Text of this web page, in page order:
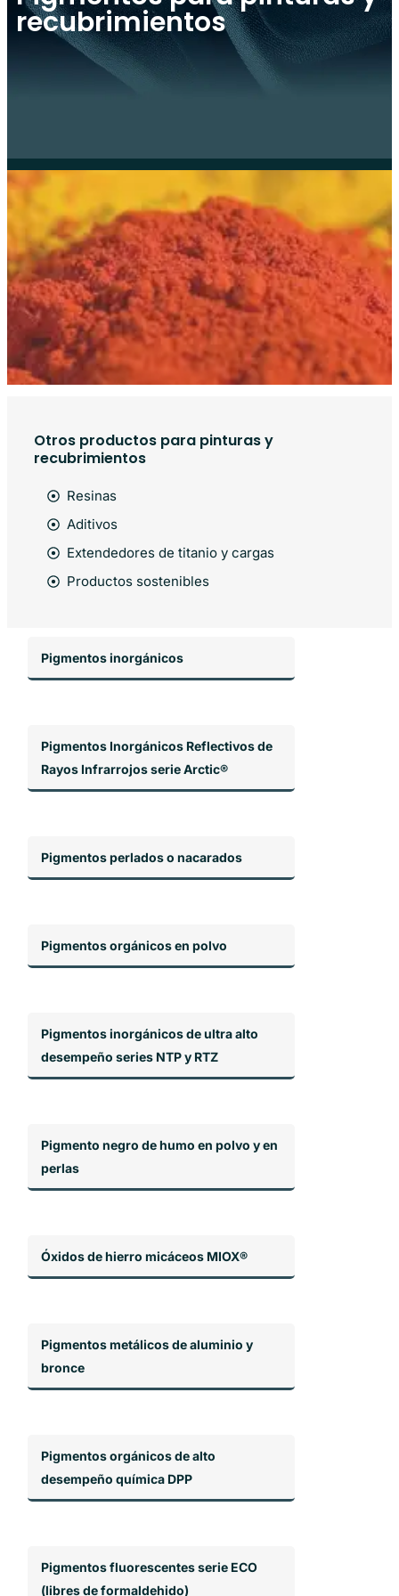
recubrimientos
Otros productos para pinturas y
recubrimientos
Resinas
Aditivos
Extendedores de titanio y cargas
Productos sostenibles
Pigmentos inorgánicos
Pigmentos Inorgánicos Reflectivos de
Rayos Infrarrojos serie Arctic®
Pigmentos perlados o nacarados
Pigmentos orgánicos en polvo
Pigmentos inorgánicos de ultra alto
desempeño series NTP y RTZ
Pigmento negro de humo en polvo y en
perlas
Óxidos de hierro micáceos MIOX®
Pigmentos metálicos de aluminio y
bronce
Pigmentos orgánicos de alto
desempeño química DPP
Pigmentos fluorescentes serie ECO
(libres de formaldehido)